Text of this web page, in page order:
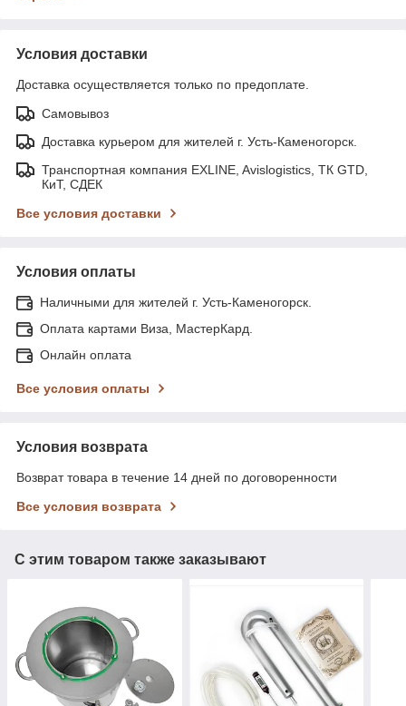
Условия доставки
Доставка осуществляется только по предоплате.
Самовывоз
Доставка курьером для жителей г. Усть-Каменогорск.
Транспортная компания EXLINE, Avislogistics, ТК GTD,
КиТ, СДЕК
Все условия доставки
Условия оплаты
Наличными для жителей г. Усть-Каменогорск.
Оплата картами Виза, МастерКард.
Онлайн оплата
Все условия оплаты
Условия возврата
Возврат товара в течение 14 дней по договоренности
Все условия возврата
С этим товаром также заказывают